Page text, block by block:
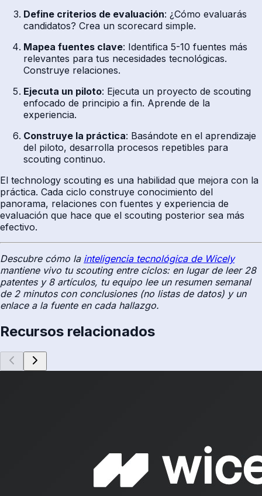
Define criterios de evaluación: ¿Cómo evaluarás
candidatos? Crea un scorecard simple.
Mapea fuentes clave: Identifica 5-10 fuentes más
relevantes para tus necesidades tecnológicas.
Construye relaciones.
Ejecuta un piloto: Ejecuta un proyecto de scouting
enfocado de principio a fin. Aprende de la
experiencia.
Construye la práctica: Basándote en el aprendizaje
del piloto, desarrolla procesos repetibles para
scouting continuo.
El technology scouting es una habilidad que mejora con la
práctica. Cada ciclo construye conocimiento del
panorama, relaciones con fuentes y experiencia de
evaluación que hace que el scouting posterior sea más
efectivo.
Descubre cómo la inteligencia tecnológica de Wicely
mantiene vivo tu scouting entre ciclos: en lugar de leer 28
patentes y 8 artículos, tu equipo lee un resumen semanal
de 2 minutos con conclusiones (no listas de datos) y un
enlace a la fuente en cada hallazgo.
Recursos relacionados